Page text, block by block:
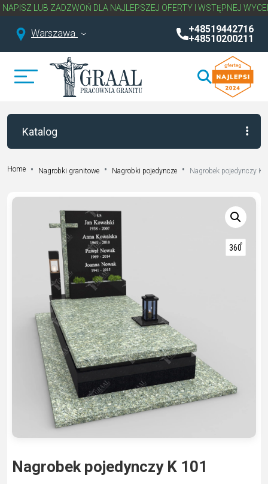
LUB ZADZWOŃ DLA NAJLEPSZEJ OFERTY I WSTĘPNEJ WYCENY
Warszawa
+48519442716
+48510200211
Katalog
Home Nagrobki granitowe Nagrobki pojedyncze Nagrobek pojedynczy K
Nagrobek pojedynczy K 101